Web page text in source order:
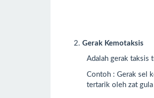
2. Gerak Kemotaksis
Adalah gerak taksis
Contoh : Gerak sel
tertarik oleh zat